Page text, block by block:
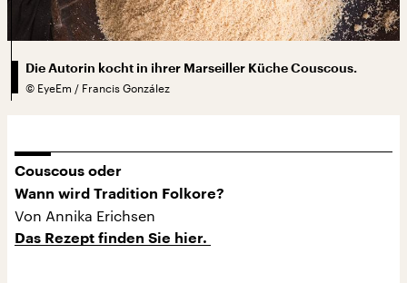
Die Autorin kocht in ihrer Marseiller Küche Couscous.
© EyeEm / Francis González
Couscous oder
Wann wird Tradition Folkore?
Von Annika Erichsen
Das Rezept finden Sie hier.